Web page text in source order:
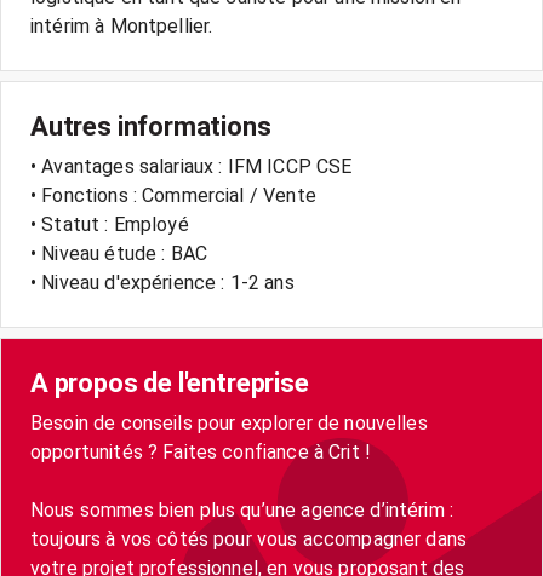
Autres informations
• Avantages salariaux : IFM ICCP CSE
• Fonctions : Commercial / Vente
• Statut : Employé
• Niveau étude : BAC
• Niveau d'expérience : 1-2 ans
A propos de l'entreprise
Besoin de conseils pour explorer de nouvelles
opportunités ? Faites confiance à Crit !
Nous sommes bien plus qu’une agence d’intérim :
toujours à vos côtés pour vous accompagner dans
votre projet professionnel, en vous proposant des